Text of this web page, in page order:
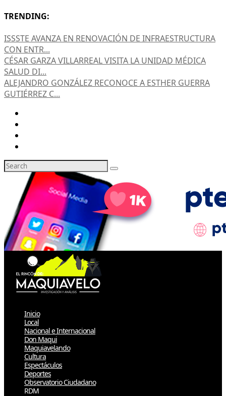
TRENDING:
ISSSTE AVANZA EN RENOVACIÓN DE INFRAESTRUCTURA
CON ENTR...
CÉSAR GARZA VILLARREAL VISITA LA UNIDAD MÉDICA
SALUD DI...
ALEJANDRO GONZÁLEZ RECONOCE A ESTHER GUERRA
GUTIÉRREZ C...
Inicio
Local
Nacional e Internacional
Don Maqui
Maquiavelando
Cultura
Espectáculos
Deportes
Observatorio Ciudadano
RDM